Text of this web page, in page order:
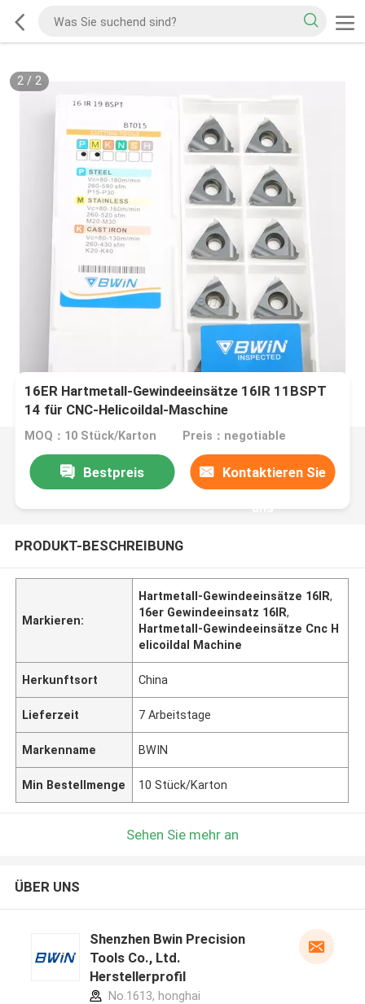
2/ 2
16ER Hartmetall-Gewindeeinsätze 16IR 11BSPT
14 für CNC-Helicoildal-Maschine
MOQ：10 Stück/Karton Preis：negotiable
Bestpreis Kontaktieren Sie
uns
PRODUKT-BESCHREIBUNG
Markieren:
Hartmetall-Gewindeeinsätze 16IR,
16er Gewindeeinsatz 16IR,
Hartmetall-Gewindeeinsätze Cnc H
elicoildal Machine
Herkunftsort China
Lieferzeit 7 Arbeitstage
Markenname BWIN
Min Bestellmenge 10 Stück/Karton
Sehen Sie mehr an
ÜBER UNS
Shenzhen Bwin Precision
Tools Co., Ltd.
Herstellerprofil
No.1613, honghai